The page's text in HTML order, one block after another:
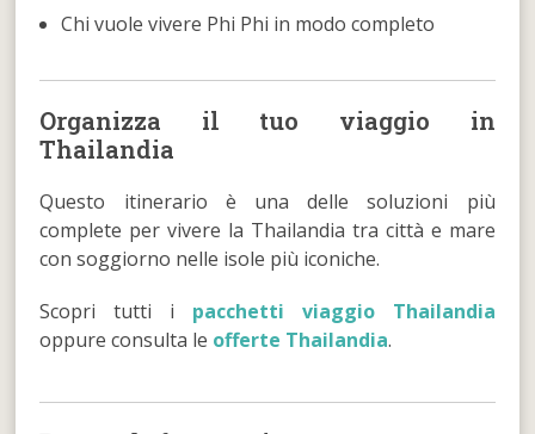
Chi vuole vivere Phi Phi in modo completo
Organizza il tuo viaggio in
Thailandia
Questo itinerario è una delle soluzioni più
complete per vivere la Thailandia tra città e mare
con soggiorno nelle isole più iconiche.
Scopri tutti i pacchetti viaggio Thailandia
oppure consulta le offerte Thailandia.